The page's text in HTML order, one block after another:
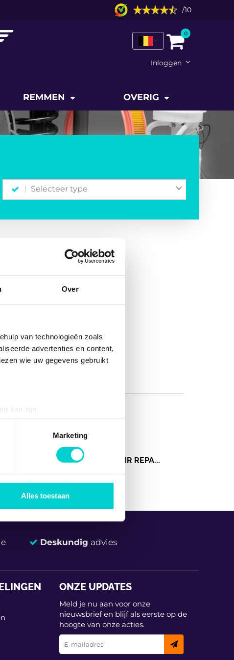
Over
van technologieën zoals
advertenties en content,
wie uw gegevens gebruikt
kan zijn
detailgedeeltein. U kunt uw
onze partners voor social
informatie die u aan ze heeft
Marketing
Alles toestaan
/10
0
Inloggen
REMMEN OVERIG
Selecteer type
of autobedrijf.
REMVLOEISTOFRESERVOIR REPA...
Deskundig advies
ONZE UPDATES
Meld je nu aan voor onze
nieuwsbrief en blijf als eerste op de
hoogte van onze acties.